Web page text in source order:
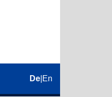
De En